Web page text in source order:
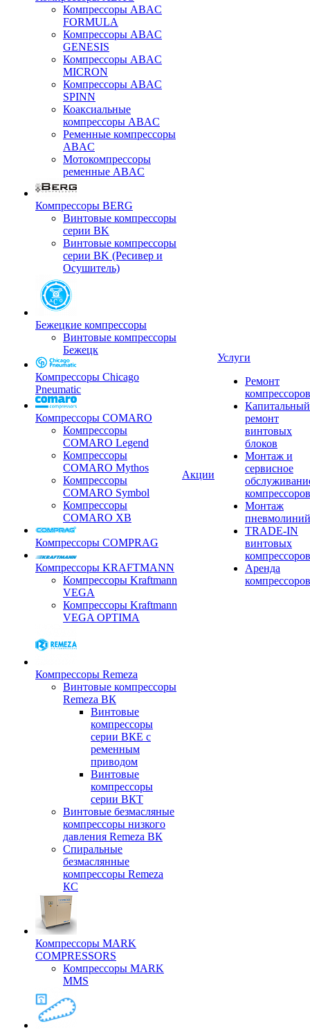
Компрессоры ABAC
FORMULA
Компрессоры ABAC
GENESIS
Компрессоры ABAC
MICRON
Компрессоры ABAC
SPINN
Коаксиальные
компрессоры ABAC
Ременные компрессоры
ABAC
Мотокомпрессоры
ременные ABAC
Компрессоры BERG
Винтовые компрессоры
серии BK
Винтовые компрессоры
серии BK (Ресивер и
Осушитель)
Бежецкие компрессоры
Винтовые компрессоры
Бежецк
Компрессоры Chicago
Pneumatic
Компрессоры COMARO
Компрессоры
COMARO Legend
Компрессоры
COMARO Mythos
Компрессоры
COMARO Symbol
Компрессоры
COMARO XB
Компрессоры COMPRAG
Компрессоры KRAFTMANN
Компрессоры Kraftmann
VEGA
Компрессоры Kraftmann
VEGA OPTIMA
Компрессоры Remeza
Винтовые компрессоры
Remeza ВК
Винтовые
компрессоры
серии ВКЕ с
ременным
приводом
Винтовые
компрессоры
серии ВКТ
Винтовые безмасляные
компрессоры низкого
давления Remeza ВК
Спиральные
безмаслянные
компрессоры Remeza
КС
Компрессоры MARK
COMPRESSORS
Компрессоры MARK
MMS
Акции
Услуги
Ремонт
компрессоров
Капитальный
ремонт
винтовых
блоков
Монтаж и
сервисное
компрессоров
Монтаж
пневмолиний
TRADE-IN
винтовых
компрессоров
Аренда
компрессоров